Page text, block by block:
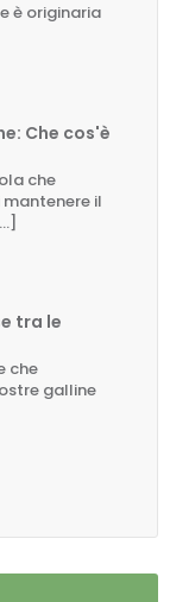
è originaria
Che cos'è
che
il
tra le
che
galline